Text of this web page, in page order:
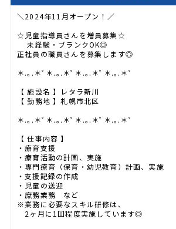
＼2024年11月オープン！／
☆児童指導員さんを増員募集☆
未経験・ブランクOK◎
正社員の職員さんを募集します◎
＊.｡.＊ﾟ＊.｡.＊ﾟ＊.｡.＊ﾟ＊.｡.＊ﾟ
【 施設名 】レタラ新川
【 勤務地 】札幌市北区
＊.｡.＊ﾟ＊.｡.＊ﾟ＊.｡.＊ﾟ＊.｡.＊ﾟ
【 仕事内容 】
・療育支援
・療育活動の計画、実施
・専門療育（保育・幼児教育）計画、実施
・支援記録の作成
・児童の送迎
・庶務業務 など
※業務に必要なスキル研修は、
2ヶ月に1回程度実施しています◎